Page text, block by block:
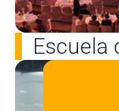
Escuela